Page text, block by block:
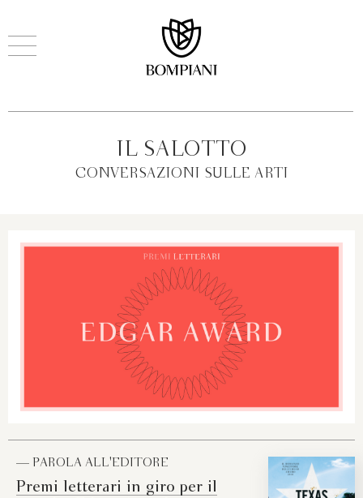
IL SALOTTO
CONVERSAZIONI SULLE ARTI
— PAROLA ALL'EDITORE
Premi letterari in giro per il